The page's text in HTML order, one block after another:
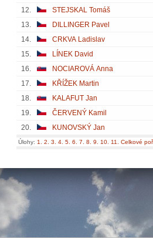
12.
STEJSKAL Tomáš
13.
DILLINGER Pavel
14.
CRKVA Ladislav
15.
LÍNEK David
16.
NOCIAROVÁ Anna
17.
KŘÍŽEK Martin
18.
KALAFUT Jan
19.
ČERVENÝ Kamil
20.
KUNOVSKÝ Jan
Úlohy: 1. 2. 3. 4. 5. 6. 7. 8. 9. 10. 11. Celkové